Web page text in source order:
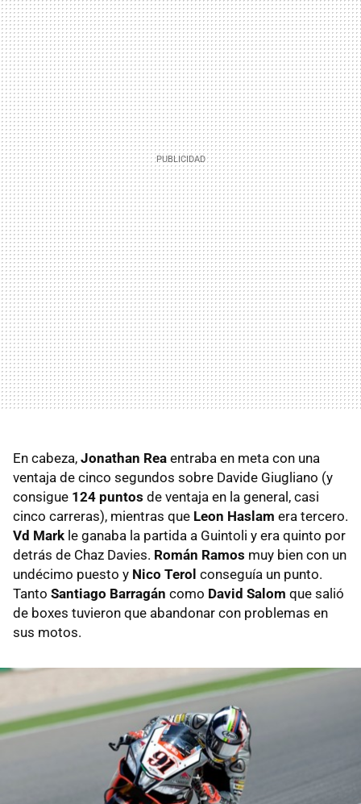
En cabeza, Jonathan Rea entraba en meta con una
ventaja de cinco segundos sobre Davide Giugliano (y
consigue 124 puntos de ventaja en la general, casi
cinco carreras), mientras que Leon Haslam era tercero.
Vd Mark le ganaba la partida a Guintoli y era quinto por
detrás de Chaz Davies. Román Ramos muy bien con un
undécimo puesto y Nico Terol conseguía un punto.
Tanto Santiago Barragán como David Salom que salió
de boxes tuvieron que abandonar con problemas en
sus motos.